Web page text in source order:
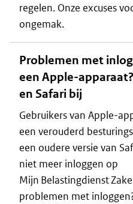
regelen. Onze excuses
ongemak.
Problemen met
een Apple-
en Safari bij
Gebruikers van Apple-
een verouderd
een oudere versie van
niet meer inloggen op
Mijn Belastingdienst
problemen met